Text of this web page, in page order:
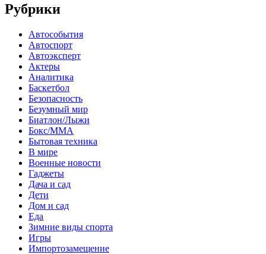
Рубрики
Автособытия
Автоспорт
Автоэксперт
Актеры
Аналитика
Баскетбол
Безопасность
Безумный мир
Биатлон/Лыжи
Бокс/MMA
Бытовая техника
В мире
Военные новости
Гаджеты
Дача и сад
Дети
Дом и сад
Еда
Зимние виды спорта
Игры
Импортозамещение